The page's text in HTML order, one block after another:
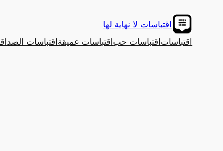
المحتوى
اقتباسات لا نهاية لها
اقتباسات اقتباسات حب اقتباسات عميقة اقتباسات